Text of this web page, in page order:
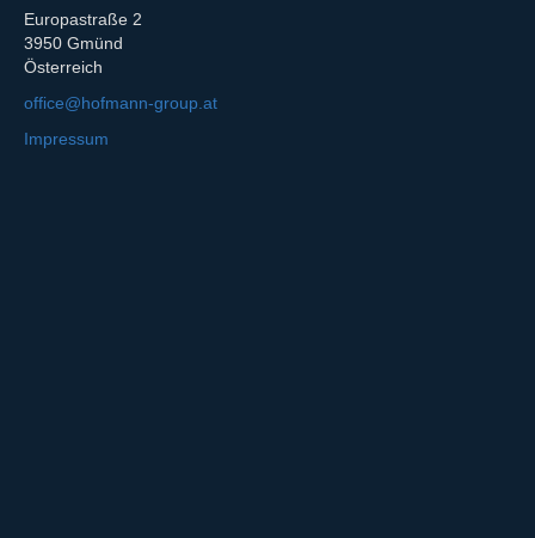
Europastraße 2
3950 Gmünd
Österreich
office@hofmann-group.at
Impressum